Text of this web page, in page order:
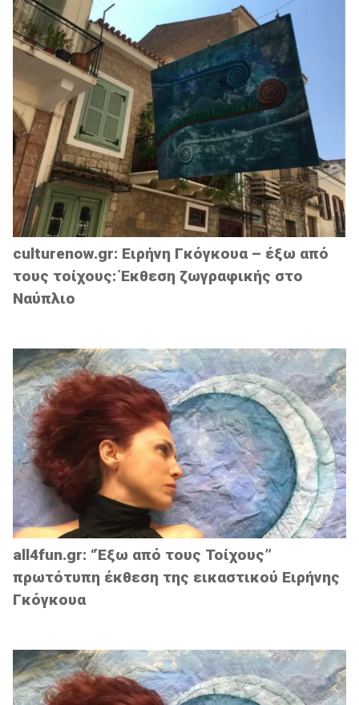
culturenow.gr: Ειρήνη Γκόγκουα – έξω από
τους τοίχους: Έκθεση ζωγραφικής στο
Ναύπλιο
all4fun.gr: “Έξω από τους Τοίχους”
πρωτότυπη έκθεση της εικαστικού Ειρήνης
Γκόγκουα